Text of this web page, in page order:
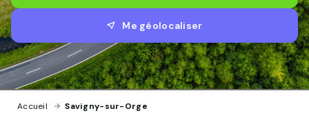
Accueil › Savigny-sur-Orge